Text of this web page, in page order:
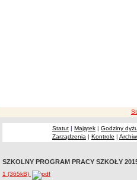
Statut | Majątek | Godziny
Zarządzenia | Kontrole |
SZKOLNY PROGRAM PRACY SZKOŁY
1 (365kB)